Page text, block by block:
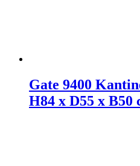
Gate 9400
H84 x D55 x B50